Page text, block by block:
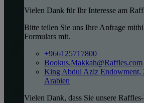
Vielen Dank für Ihr Interesse am
Bitte teilen Sie uns Ihre Anfrage
Formulars mit.
+966125717800
Bookus.Makkah@Raffles.com
King Abdul Aziz Endowment,
Arabien
Vielen Dank, dass Sie unsere